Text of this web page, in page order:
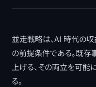
並走戦略は、AI 時代の
の前提条件である。既
上げる、その両立を可能
る。